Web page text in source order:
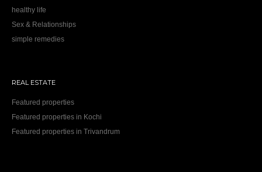
healthy life
Sex & Relationships
simple remedies
REAL ESTATE
Featured properties
Featured properties in Kochi
Featured properties in Trivandrum